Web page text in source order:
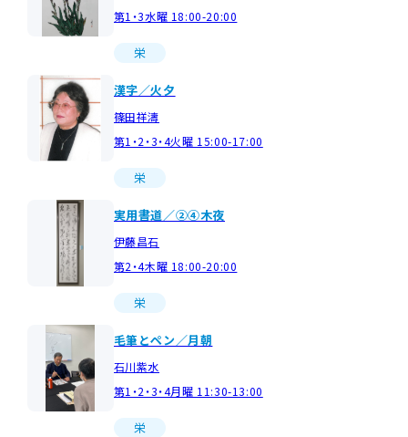
第1・3水曜 18:00-20:00
栄
漢字／火夕
篠田祥濤
第1・2・3・4火曜 15:00-17:00
栄
実用書道／②④木夜
伊藤昌石
第2・4木曜 18:00-20:00
栄
毛筆とペン／月朝
石川紫水
第1・2・3・4月曜 11:30-13:00
栄